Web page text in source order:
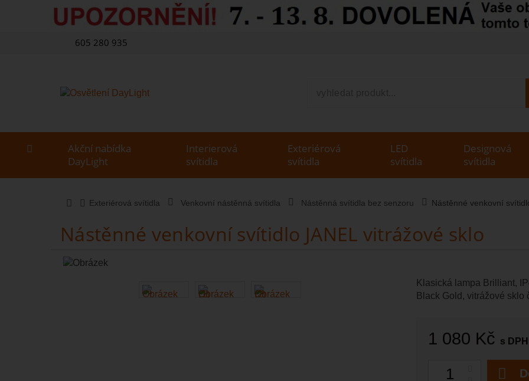
605 280 935
Akční nabídka
DayLight
Interierová
svítidla
Exteriérová
svítidla
LED
svítidla
Designová
svítidla
Exteriérová svítidla Venkovní nástěnná svítidla Nástěnná svítidla bez senzoru Nástěnné venkovní
Nástěnné venkovní svítidlo JANEL vitrážové sklo
Klasická lampa Brilliant,
Black Gold, vitrážové sklo
1 080 Kč s DPH